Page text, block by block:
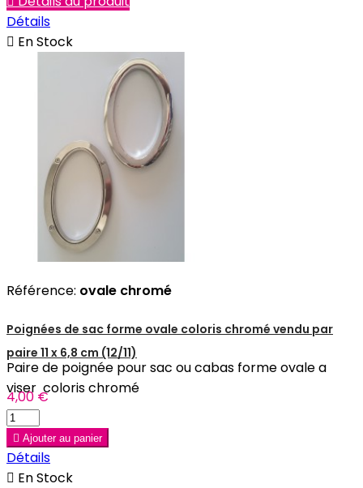
Détails
 En Stock
Référence: ovale chromé
Poignées de sac forme ovale coloris chromé vendu par
paire 11 x 6,8 cm (12/11)
Paire de poignée pour sac ou cabas forme ovale a
viser coloris chromé
4,00 €
 Ajouter au panier
Détails
 En Stock